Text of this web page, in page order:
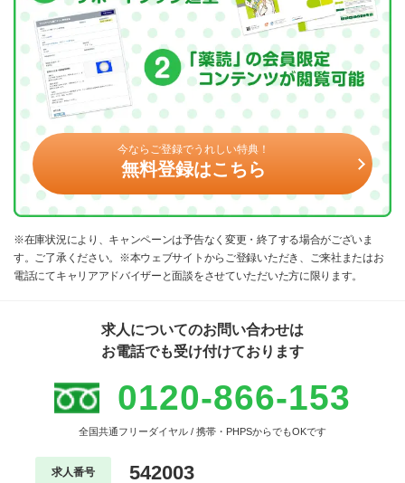
今ならご登録でうれしい特典！
無料登録はこちら
※在庫状況により、キャンペーンは予告なく変更・終了する場合がございま
す。ご了承ください。※本ウェブサイトからご登録いただき、ご来社またはお
電話にてキャリアアドバイザーと面談をさせていただいた方に限ります。
求人についてのお問い合わせは
お電話でも受け付けております
0120-866-153
全国共通フリーダイヤル / 携帯・PHPSからでもOKです
求人番号 542003